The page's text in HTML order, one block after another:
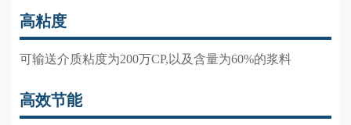
高粘度
可输送介质粘度为200万CP,以及含量为60%的浆料
高效节能